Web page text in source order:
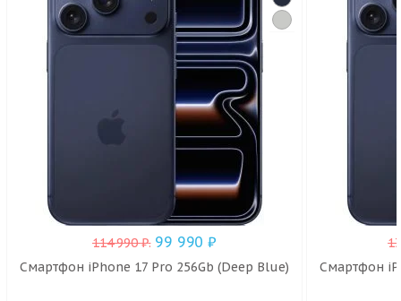
114 990₽. 99 990₽
Смартфон iPhone 17 Pro 256Gb (Deep Blue)
Смартфон